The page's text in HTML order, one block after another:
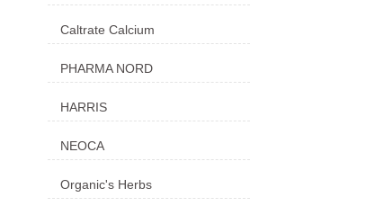
Caltrate Calcium
PHARMA NORD
HARRIS
NEOCA
Organic's Herbs